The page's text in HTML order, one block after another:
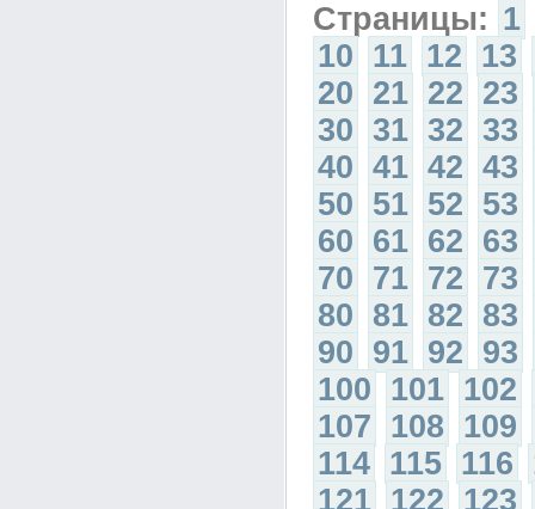
Страницы: 1
10 11 12 13
20 21 22 23
30 31 32 33
40 41 42 43
50 51 52 53
60 61 62 63
70 71 72 73
80 81 82 83
90 91 92 93
100 101 102
107 108 109
114 115 116
121 122 123